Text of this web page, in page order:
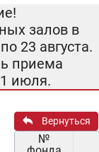
залов в
23 августа.
приема
июля.
Вернуться
№